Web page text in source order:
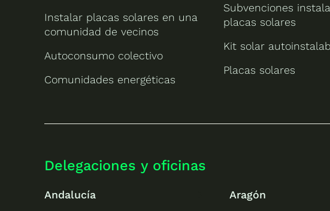
Instalar placas solares en una
comunidad de vecinos
Autoconsumo colectivo
Comunidades energéticas
Subvenciones
placas solares
Kit solar
Placas solares
Delegaciones y oficinas
Andalucía
Aragón